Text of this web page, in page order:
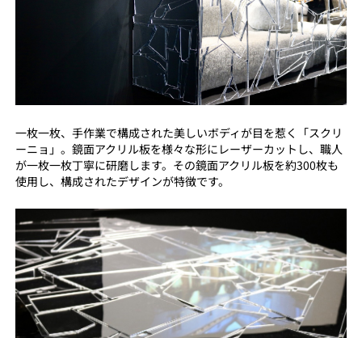
一枚一枚、手作業で構成された美しいボディが目を惹く「スクリ
ーニョ」。鏡面アクリル板を様々な形にレーザーカットし、職人
が一枚一枚丁寧に研磨します。その鏡面アクリル板を約300枚も
使用し、構成されたデザインが特徴です。